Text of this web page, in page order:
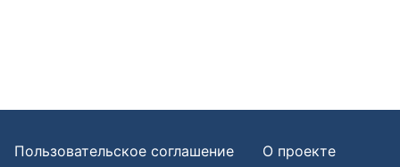
Пользовательское соглашение
О проекте